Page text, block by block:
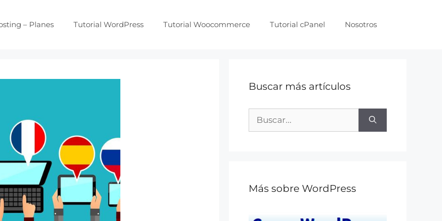
– Planes Tutorial WordPress Tutorial Woocommerce Tutorial cPanel Nosotros
Buscar más artículos
Más sobre WordPress